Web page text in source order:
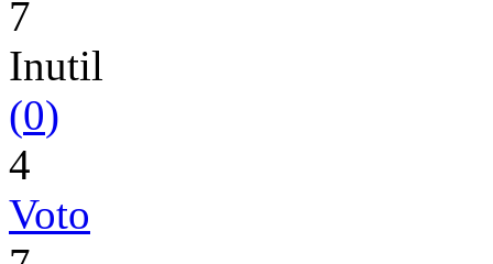
7
Inutil
(0)
4
Voto